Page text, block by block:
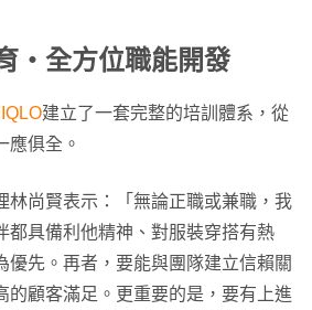
・全方位職能開發
建立了一套完整的培訓體系，從
應俱全。
林尚賢表示：「無論正職或兼職，我
都具備利他精神、對服裝穿搭有熱
優先。再者，要能與團隊建立信賴關
的顧客滿足。更重要的是，要有上進